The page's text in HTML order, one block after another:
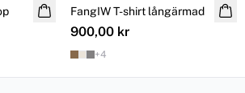
FangIW T-shirt långärmad
900,00 kr
+4